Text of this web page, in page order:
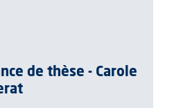
de thèse - Carole